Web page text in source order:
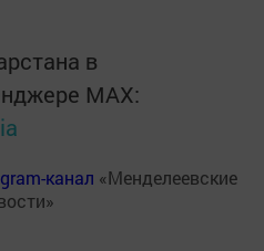
в
MАХ:
канал «Менделеевские